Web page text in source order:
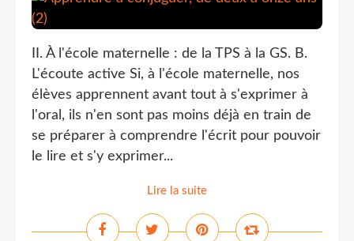
II. À l'école maternelle : de la TPS à la GS. B.
L'écoute active Si, à l'école maternelle, nos
élèves apprennent avant tout à s'exprimer à
l'oral, ils n'en sont pas moins déjà en train de
se préparer à comprendre l'écrit pour pouvoir
le lire et s'y exprimer...
Lire la suite